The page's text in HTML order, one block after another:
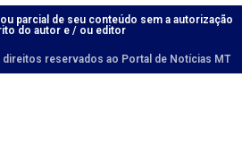
parcial de seu conteúdo sem a autorização
do autor e / ou editor
reservados ao Portal de Notícias MT